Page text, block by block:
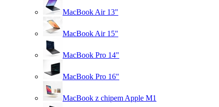
MacBook Air 13"
MacBook Air 15"
MacBook Pro 14"
MacBook Pro 16"
MacBook z chipem Apple M1